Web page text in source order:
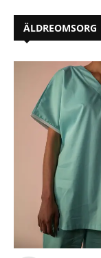
ÄLDREOMSORG